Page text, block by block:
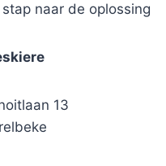
naar de oplossing
13